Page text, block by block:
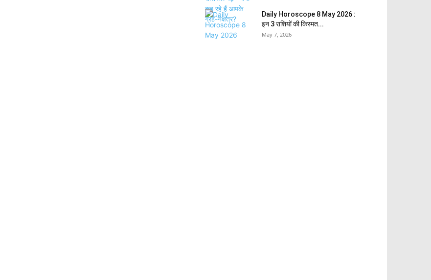
Daily Horoscope 8 May 2026 :
इन 3 राशियों की किस्मत...
May 7, 2026